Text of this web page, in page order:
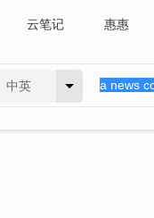
云笔记 惠惠
中英